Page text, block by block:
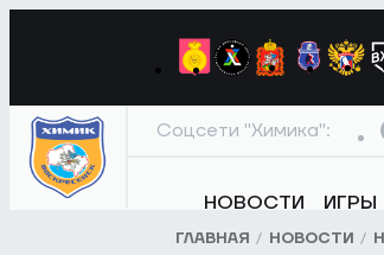
Соцсети "Химика":
НОВОСТИ ИГРЫ
ГЛАВНАЯ НОВОСТИ